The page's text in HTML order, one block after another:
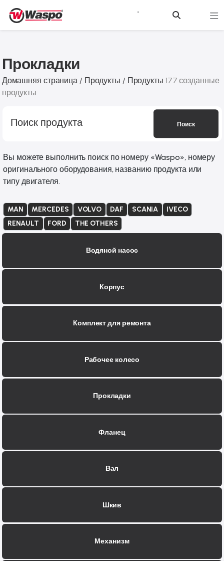
Прокладки
Домашняя страница / Продукты / Продукты 177 созданные
продукты
Поиск
Вы можете выполнить поиск по номеру «Waspo», номеру
оригинального оборудования, названию продукта или
типу двигателя.
MAN MERCEDES VOLVO DAF SCANIA
IVECO
RENAULT
FORD THE OTHERS
Водяной насос
Корпус
Комплект для ремонта
Рабочее колесо
Прокладки
Фланец
Вал
Шкив
Механизм